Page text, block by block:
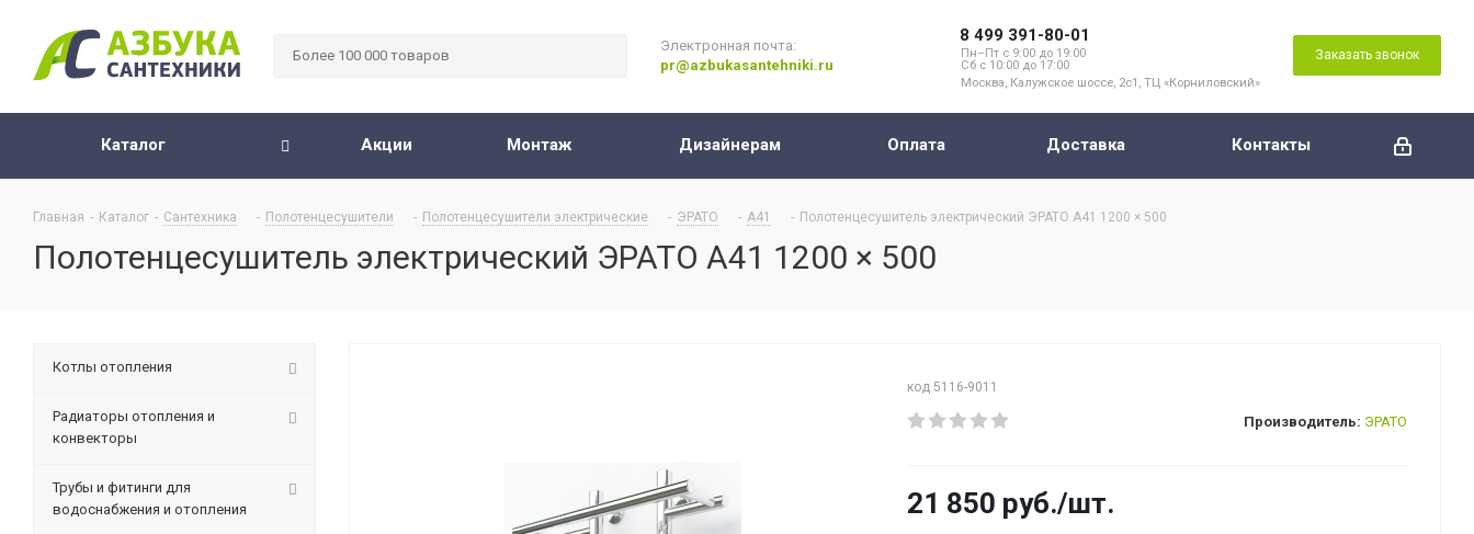
Электронная почта:
pr@azbukasantehniki.ru
8 499 391-80-01
Пн–Пт с 9:00 до 19:00
Сб с 10:00 до 17:00
Москва, Калужское шоссе, 2с1, ТЦ «Корниловский»
Заказать звонок
Каталог Акции Монтаж Дизайнерам Оплата Доставка Контакты
Главная - Каталог - Сантехника - Полотенцесушители - Полотенцесушители электрические - ЭРАТО - А41 - Полотенцесушитель электрический ЭРАТО А41 1200 × 500
Полотенцесушитель электрический ЭРАТО А41 1200 × 500
код 5116-9011
Производитель: ЭРАТО
21 850 руб./шт.
Котлы отопления
Радиаторы отопления и
конвекторы
Трубы и фитинги для
водоснабжения и отопления